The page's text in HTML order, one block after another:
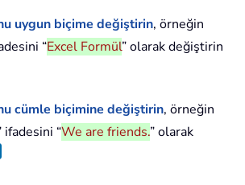
uygun biçime değiştirin, örneğin
“Excel Formül” olarak değiştirin
cümle biçimine değiştirin, örneğin
ifadesini “We are friends.” olarak